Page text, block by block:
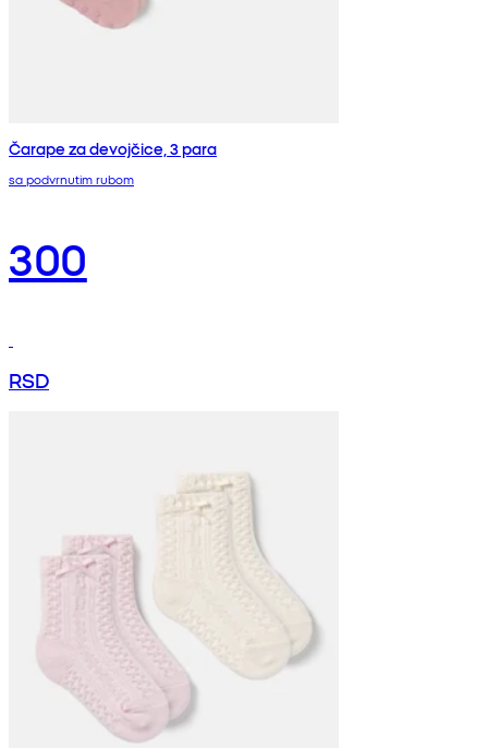
Čarape za devojčice, 3 para
sa podvrnutim rubom
300
RSD